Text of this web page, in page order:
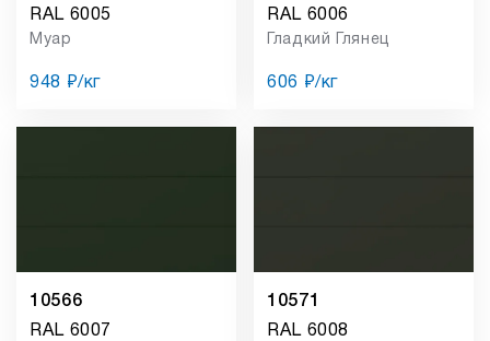
RAL 6005
Муар
948 ₽/кг
RAL 6006
Гладкий Глянец
606 ₽/кг
10566
RAL 6007
10571
RAL 6008